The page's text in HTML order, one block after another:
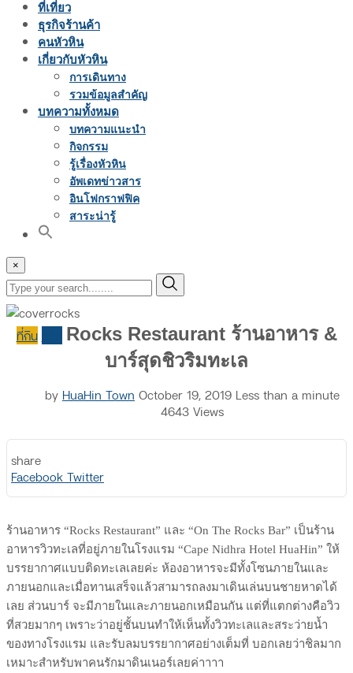
ที่เที่ยว
ธุรกิจร้านค้า
คนหัวหิน
เกี่ยวกับหัวหิน
การเดินทาง
รวมข้อมูลสำคัญ
บทความทั้งหมด
บทความแนะนำ
กิจกรรม
รู้เรื่องหัวหิน
อัพเดทข่าวสาร
อินโฟกราฟฟิค
สาระน่ารู้
×
ที่กิน
Rocks Restaurant ร้านอาหาร &
บาร์สุดชิวริมทะเล
by HuaHin Town October 19, 2019 Less than a minute
4643 Views
share
Facebook TwitterPrint
Share
via
ร้านอาหาร “Rocks Restaurant” และ “On The Rocks Bar” เป็นร้าน
อาหารวิวทะเลที่อยู่ภายในโรงแรม “Cape Nidhra Hotel HuaHin” ให้
บรรยากาศแบบติดทะเลเลยค่ะ ห้องอาหารจะมีทั้งโซนภายในและ
ภายนอกและเมื่อทานเสร็จแล้วสามารถลงมาเดินเล่นบนชายหาดได้
เลย ส่วนบาร์ จะมีภายในและภายนอกเหมือนกัน แต่ที่แตกต่างคือวิว
ที่สวยมากๆ เพราะว่าอยู่ชั้นบนทำให้เห็นทั้งวิวทะเลและสระว่ายน้ำ
ของทางโรงแรม และรับลมบรรยากาศอย่างเต็มที่ บอกเลยว่าชิลมาก
เหมาะสำหรับพาคนรักมาดินเนอร์เลยค่าาาา